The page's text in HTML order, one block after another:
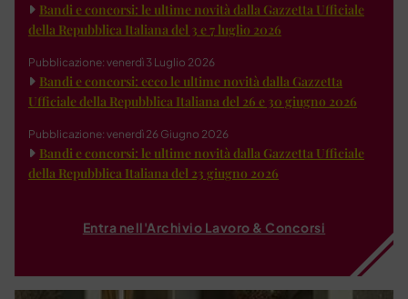
Bandi e concorsi: le ultime novità dalla Gazzetta Ufficiale
della Repubblica Italiana del 3 e 7 luglio 2026
Pubblicazione: venerdì 3 Luglio 2026
Bandi e concorsi: ecco le ultime novità dalla Gazzetta
Ufficiale della Repubblica Italiana del 26 e 30 giugno 2026
Pubblicazione: venerdì 26 Giugno 2026
Bandi e concorsi: le ultime novità dalla Gazzetta Ufficiale
della Repubblica Italiana del 23 giugno 2026
Entra nell'Archivio Lavoro & Concorsi